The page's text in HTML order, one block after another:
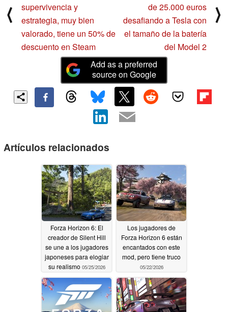
⟨
supervivencia y
estrategia, muy bien
valorado, tiene un 50% de
descuento en Steam
de 25.000 euros
desafiando a Tesla con
el tamaño de la batería
del Model 2
⟩
Add as a preferred
source on Google
Artículos relacionados
Forza Horizon 6: El
creador de Silent Hill
se une a los jugadores
japoneses para elogiar
su realismo 05/25/2026
Los jugadores de
Forza Horizon 6 están
encantados con este
mod, pero tiene truco
05/22/2026